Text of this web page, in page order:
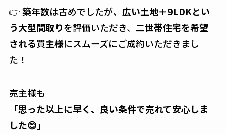
👉 築年数は古めでしたが、 広い土地＋9LDKとい
う大型間取りを評価いただき、 二世帯住宅を希望
される買主様にスムーズにご成約いただきまし
た！
売主様も
「思った以上に早く、良い条件で売れて安心しま
した😊」